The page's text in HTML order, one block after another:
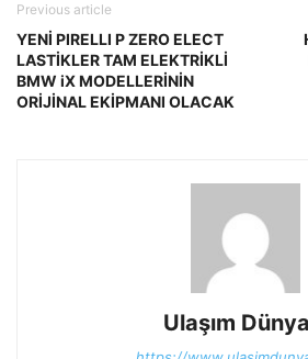
Previous article
YENİ PIRELLI P ZERO ELECT
LASTİKLER TAM ELEKTRİKLİ
BMW iX MODELLERİNİN
ORİJİNAL EKİPMANI OLACAK
Ulaşım